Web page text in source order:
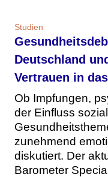
Studien
Deutschland
Vertrauen in
Ob Impfungen,
der Einfluss
zunehmend
diskutiert. Der
Barometer